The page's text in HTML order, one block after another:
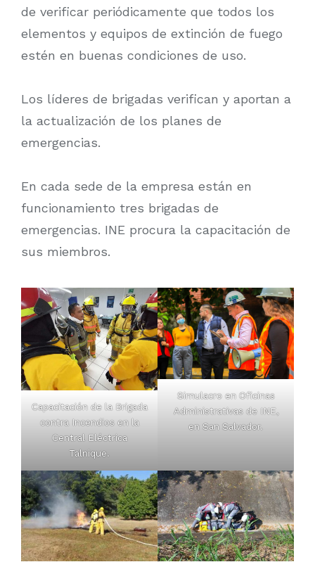
de verificar periódicamente que todos los
elementos y equipos de extinción de fuego
estén en buenas condiciones de uso.
Los líderes de brigadas verifican y aportan a
la actualización de los planes de
emergencias.
En cada sede de la empresa están en
funcionamiento tres brigadas de
emergencias. INE procura la capacitación de
sus miembros.
Capacitación de la Brigada
contra Incendios en la
Central Eléctrica
Talnique.
Simulacro en Oficinas
Administrativas de INE,
en San Salvador.